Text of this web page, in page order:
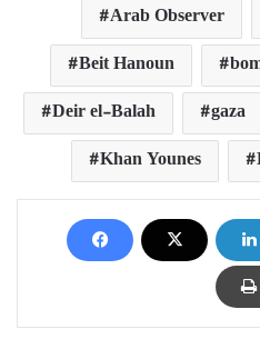
Arab Observer
Beit Hanoun
Deir el-Balah
gaza
Khan Younes